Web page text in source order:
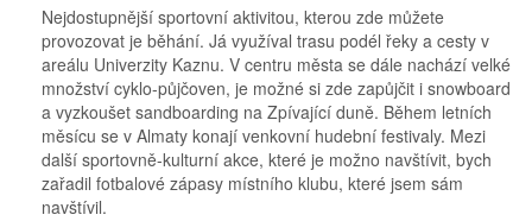
Nejdostupnější sportovní aktivitou, kterou zde můžete
provozovat je běhání. Já využíval trasu podél řeky a cesty v
areálu Univerzity Kaznu. V centru města se dále nachází velké
množství cyklo-půjčoven, je možné si zde zapůjčit i snowboard
a vyzkoušet sandboarding na Zpívající duně. Během letních
měsícu se v Almaty konají venkovní hudební festivaly. Mezi
další sportovně-kulturní akce, které je možno navštívit, bych
zařadil fotbalové zápasy místního klubu, které jsem sám
navštívil.